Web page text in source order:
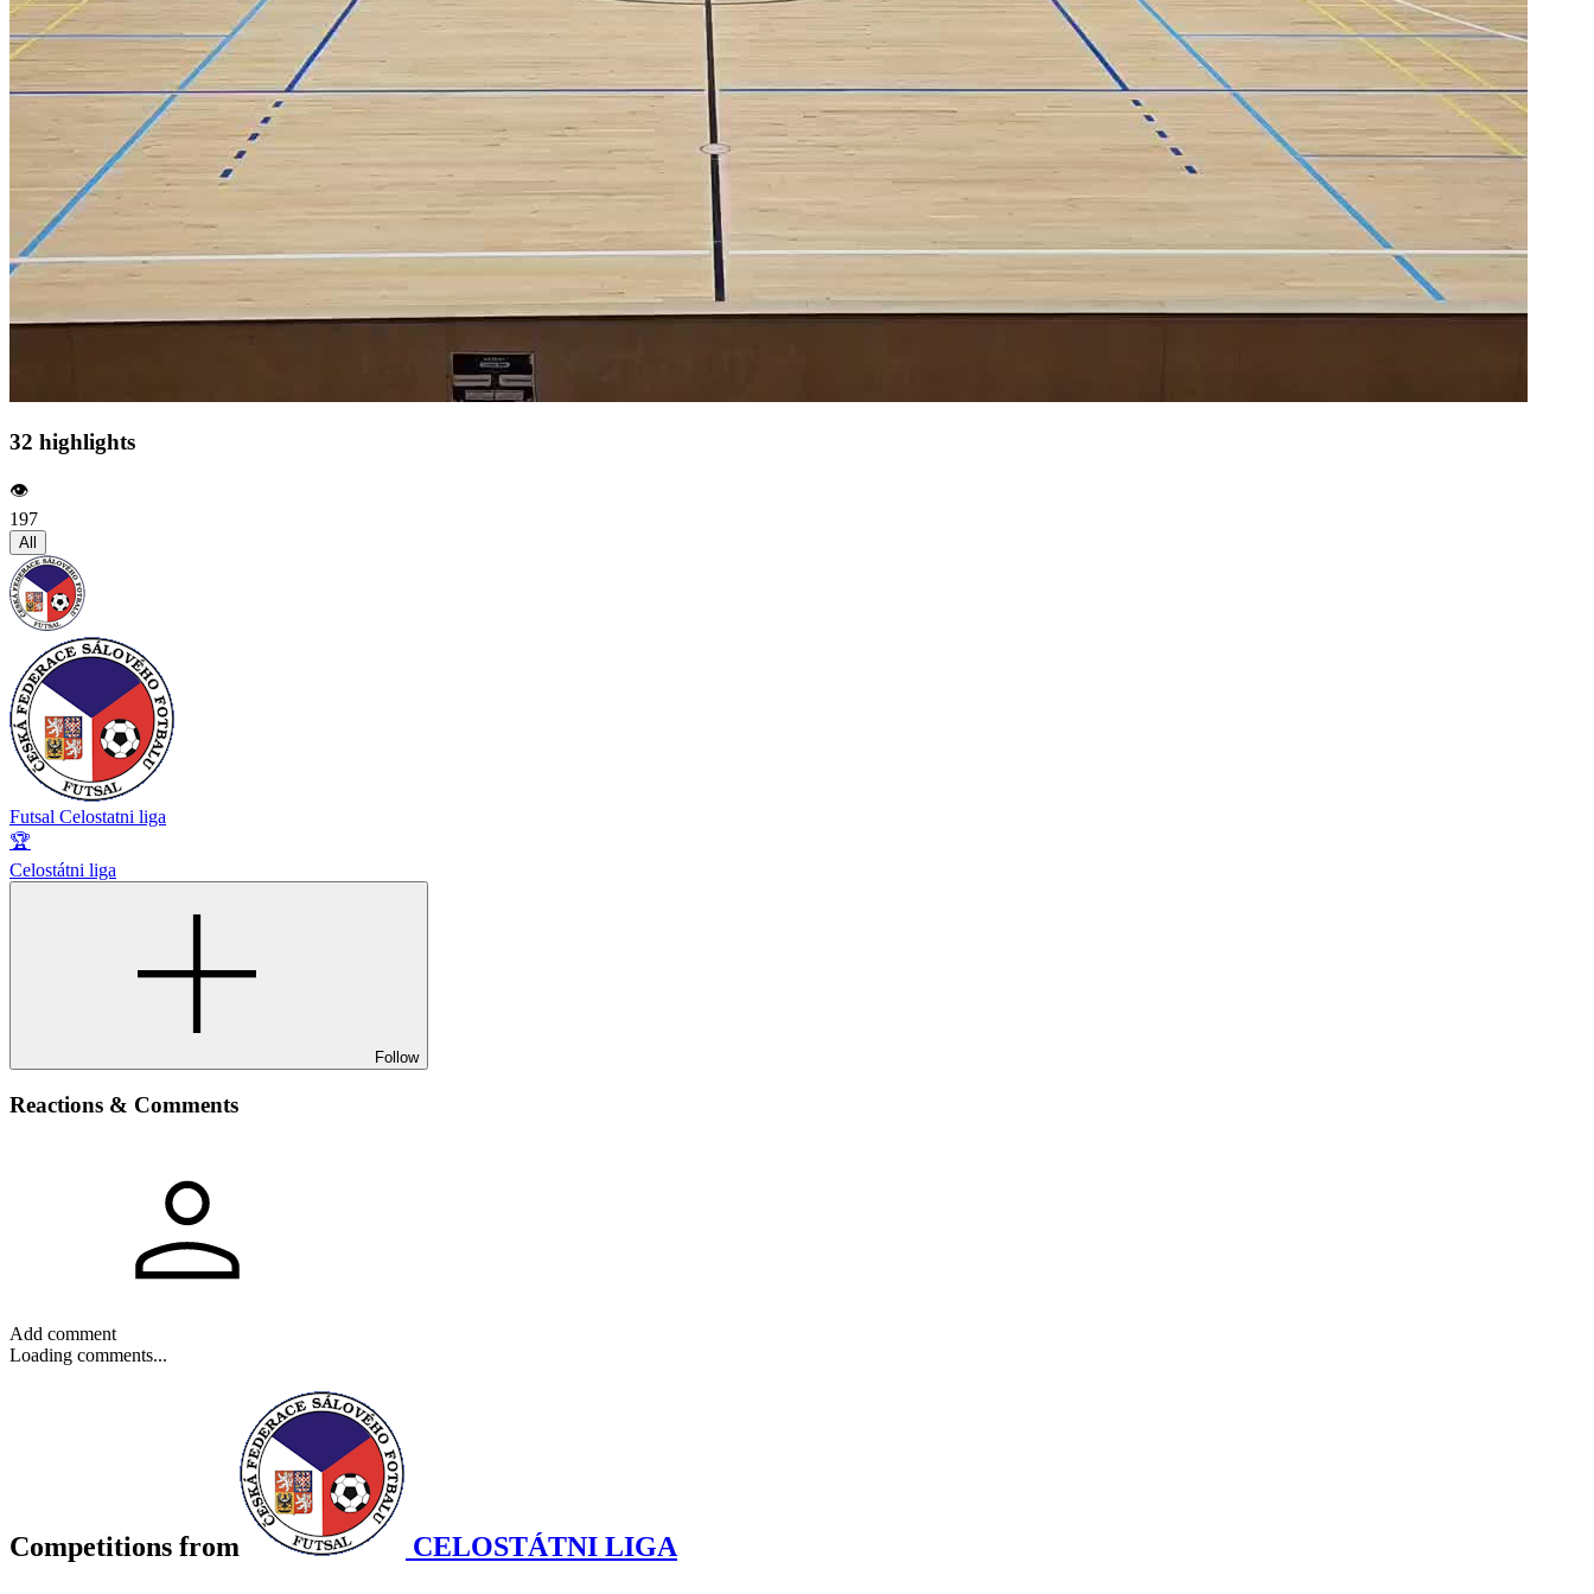
32 highlights
👁️
197
All
Futsal Celostatni liga
🏆
Celostátni liga
Follow
Reactions & Comments
Add comment
Loading comments...
Competitions from CELOSTÁTNI LIGA